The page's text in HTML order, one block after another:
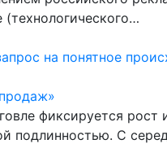
на понятное
фиксируется рост
подлинностью. С